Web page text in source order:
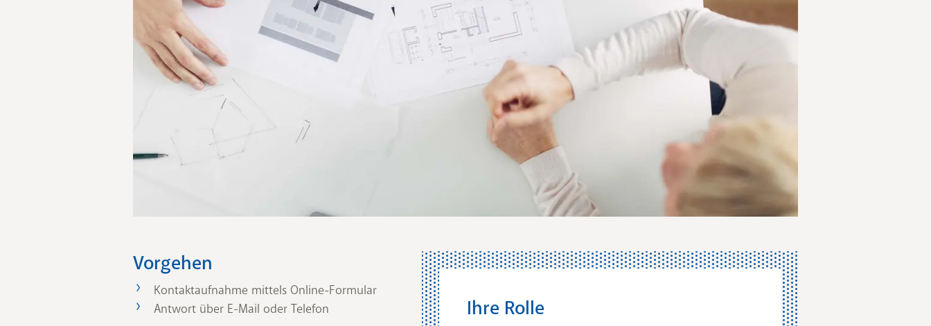
Vorgehen
Kontaktaufnahme mittels Online-Formular
Antwort über E-Mail oder Telefon
Ihre Rolle